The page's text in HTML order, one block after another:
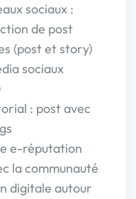
sociaux :
de post
(post et story)
sociaux
: post avec
e-réputation
la communauté
digitale autour